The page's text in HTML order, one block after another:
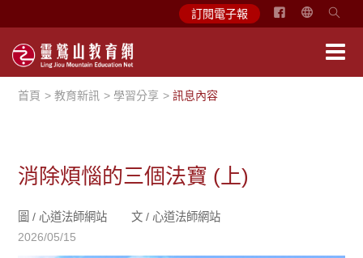
訂閱電子報
简
首頁 教育新訊 學習分享 訊息內容
消除煩惱的三個法寶 (上)
圖 / 心道法師網站 文 / 心道法師網站
2026/05/15